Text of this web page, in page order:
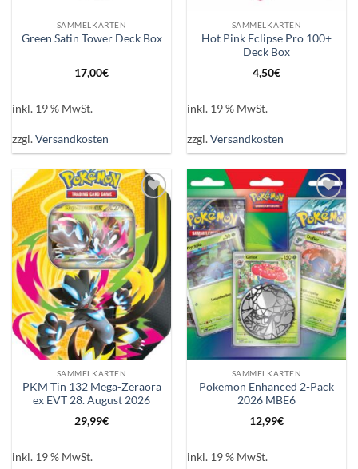
SAMMELKARTEN
Green Satin Tower Deck Box
17,00€
inkl. 19 % MwSt.
zzgl.Versandkosten
SAMMELKARTEN
Hot Pink Eclipse Pro 100+
Deck Box
4,50€
inkl. 19 % MwSt.
zzgl.Versandkosten
Auf die
Wunschliste
SAMMELKARTEN
PKM Tin 132 Mega-Zeraora
ex EVT 28. August 2026
29,99€
inkl. 19 % MwSt.
Auf die
Wunschliste
SAMMELKARTEN
Pokemon Enhanced 2-Pack
2026 MBE6
12,99€
inkl. 19 % MwSt.